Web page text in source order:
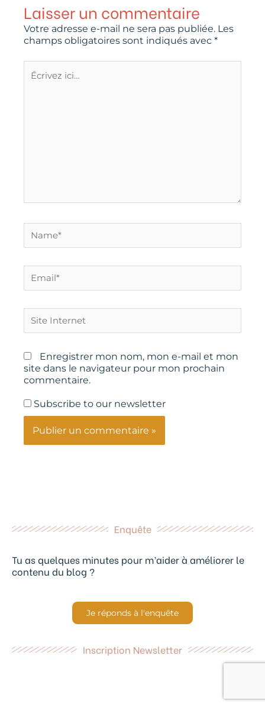
Laisser un commentaire
Votre adresse e-mail ne sera pas publiée. Les
champs obligatoires sont indiqués avec *
ici…
Internet
Enregistrer mon nom, mon e-mail et mon
site dans le navigateur pour mon prochain
commentaire.
Subscribe to our newsletter
Enquête
Tu as quelques minutes pour m’aider à améliorer le
contenu du blog ?
Je réponds à l'enquête
Inscription Newsletter